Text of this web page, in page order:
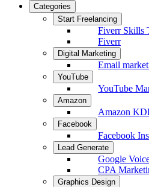
Categories
Start Freelancing
Fiverr Skills
Fiverr
Digital Marketing
Email
YouTube
YouTube
Amazon
Amazon
Facebook
Facebook
Lead Generate
Google
CPA
Graphics Design